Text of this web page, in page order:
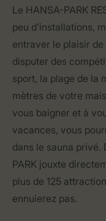
Le HANSA-PARK
peu d'installations,
entraver le plaisir
disputer des
sport, la plage de la
mètres de votre
vous baigner et à
vacances, vous
dans le sauna privé.
PARK jouxte
plus de 125
ennuierez pas.